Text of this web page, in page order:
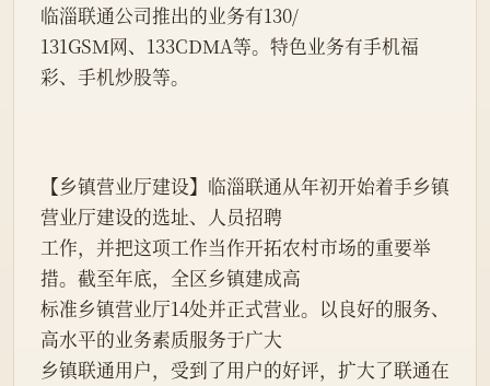
临淄联通公司推出的业务有130/
131GSM网、133CDMA等。特色业务有手机福
彩、手机炒股等。
【乡镇营业厅建设】临淄联通从年初开始着手乡镇
营业厅建设的选址、人员招聘
工作，并把这项工作当作开拓农村市场的重要举
措。截至年底，全区乡镇建成高
标准乡镇营业厅14处并正式营业。以良好的服务、
高水平的业务素质服务于广大
乡镇联通用户，受到了用户的好评，扩大了联通在